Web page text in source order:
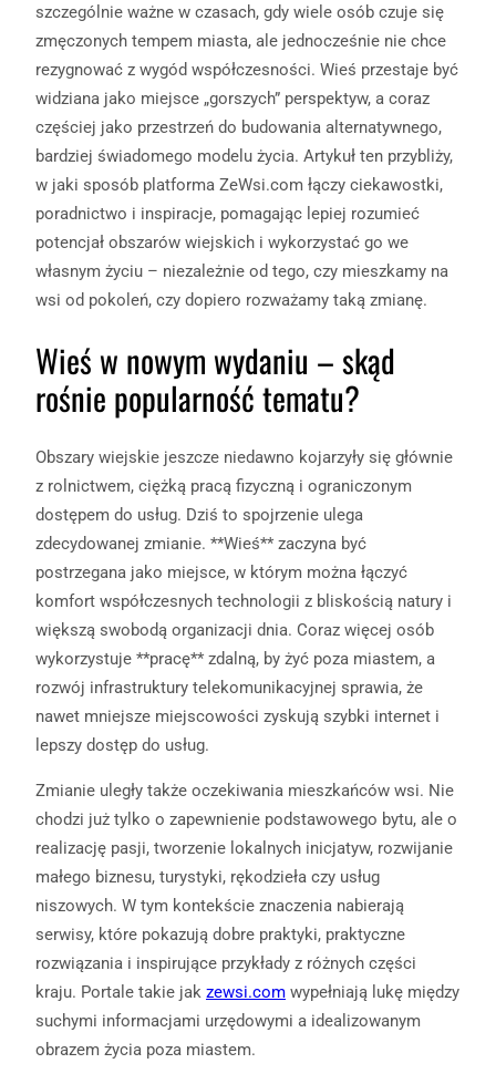
szczególnie ważne w czasach, gdy wiele osób czuje się
zmęczonych tempem miasta, ale jednocześnie nie chce
rezygnować z wygód współczesności. Wieś przestaje być
widziana jako miejsce „gorszych” perspektyw, a coraz
częściej jako przestrzeń do budowania alternatywnego,
bardziej świadomego modelu życia. Artykuł ten przybliży,
w jaki sposób platforma ZeWsi.com łączy ciekawostki,
poradnictwo i inspiracje, pomagając lepiej rozumieć
potencjał obszarów wiejskich i wykorzystać go we
własnym życiu – niezależnie od tego, czy mieszkamy na
wsi od pokoleń, czy dopiero rozważamy taką zmianę.
Wieś w nowym wydaniu – skąd
rośnie popularność tematu?
Obszary wiejskie jeszcze niedawno kojarzyły się głównie
z rolnictwem, ciężką pracą fizyczną i ograniczonym
dostępem do usług. Dziś to spojrzenie ulega
zdecydowanej zmianie. **Wieś** zaczyna być
postrzegana jako miejsce, w którym można łączyć
komfort współczesnych technologii z bliskością natury i
większą swobodą organizacji dnia. Coraz więcej osób
wykorzystuje **pracę** zdalną, by żyć poza miastem, a
rozwój infrastruktury telekomunikacyjnej sprawia, że
nawet mniejsze miejscowości zyskują szybki internet i
lepszy dostęp do usług.
Zmianie uległy także oczekiwania mieszkańców wsi. Nie
chodzi już tylko o zapewnienie podstawowego bytu, ale o
realizację pasji, tworzenie lokalnych inicjatyw, rozwijanie
małego biznesu, turystyki, rękodzieła czy usług
niszowych. W tym kontekście znaczenia nabierają
serwisy, które pokazują dobre praktyki, praktyczne
rozwiązania i inspirujące przykłady z różnych części
kraju. Portale takie jak zewsi.com wypełniają lukę między
suchymi informacjami urzędowymi a idealizowanym
obrazem życia poza miastem.